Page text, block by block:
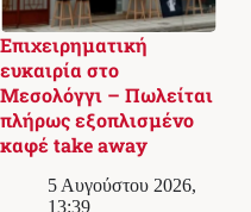
Επιχειρηματική
ευκαιρία στο
Μεσολόγγι – Πωλείται
πλήρως εξοπλισμένο
καφέ take away
5 Αυγούστου 2026,
13:39